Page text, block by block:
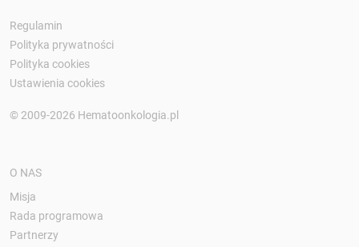
Regulamin
Polityka prywatności
Polityka cookies
Ustawienia cookies
© 2009-2026 Hematoonkologia.pl
O NAS
Misja
Rada programowa
Partnerzy